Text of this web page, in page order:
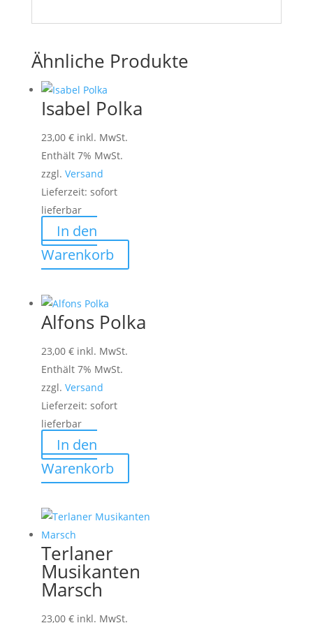
Ähnliche Produkte
Isabel Polka
23,00 € inkl. MwSt.
Enthält 7% MwSt.
zzgl. Versand
Lieferzeit: sofort
lieferbar
In den
Warenkorb
Alfons Polka
23,00 € inkl. MwSt.
Enthält 7% MwSt.
zzgl. Versand
Lieferzeit: sofort
lieferbar
In den
Warenkorb
Terlaner
Musikanten
Marsch
23,00 € inkl. MwSt.